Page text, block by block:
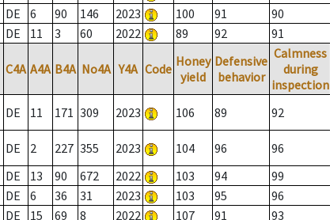
DE 6 90 146 2023 100 91 90
DE 11 3 60 2022 89 92 91
C4A A4A B4A No4A Y4A Code Honey
yield
Defensive
behavior
Calmness
during
inspection
DE 11 171 309 2023 106 89 92
DE 2 227 355 2023 104 96 96
DE 13 90 672 2022 103 94 99
DE 6 36 31 2023 103 95 96
DE 15 69 8 2022 107 91 93